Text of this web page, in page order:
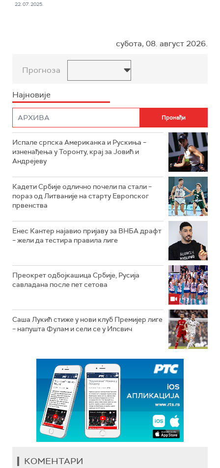
22. 07. 2025.
субота, 08. август 2026.
Прогноза
Најновије
Испале српска Американка и Рускиња –
изненађења у Торонту, крај за Јовић и
Андрејеву
Кадети Србије одлично почели па стали –
пораз од Литваније на старту Европског
првенства
Енес Кантер најавио пријаву за ВНБА драфт
– жели да тестира правила лиге
Преокрет одбојкашица Србије, Русија
савладана после пет сетова
Саша Лукић стиже у нови клуб Премијер лиге
– напушта Фулам и сели се у Ипсвич
КОМЕНТАРИ